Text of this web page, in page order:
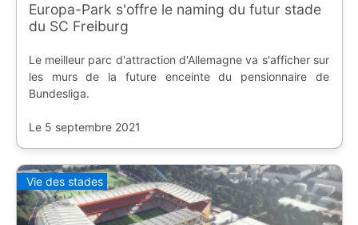
Europa-Park s'offre le naming du futur stade
du SC Freiburg
Le meilleur parc d'attraction d'Allemagne va s'afficher sur
les murs de la future enceinte du pensionnaire de
Bundesliga.
Le 5 septembre 2021
Vie des stades